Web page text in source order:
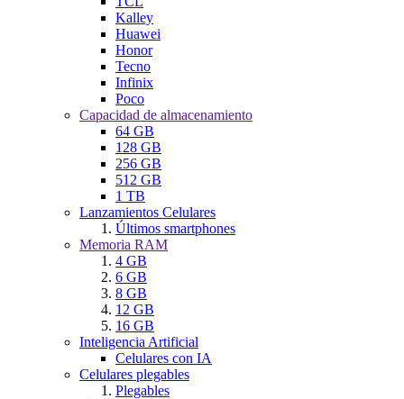
Kalley
Huawei
Honor
Tecno
Infinix
Poco
Capacidad de almacenamiento
64 GB
128 GB
256 GB
512 GB
1 TB
Lanzamientos Celulares
Últimos smartphones
Memoria RAM
4 GB
6 GB
8 GB
12 GB
16 GB
Inteligencia Artificial
Celulares con IA
Celulares plegables
Plegables